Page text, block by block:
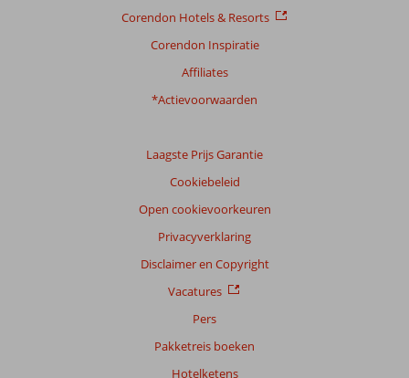
Corendon Hotels & Resorts
Corendon Inspiratie
Affiliates
*Actievoorwaarden
Laagste Prijs Garantie
Cookiebeleid
Open cookievoorkeuren
Privacyverklaring
Disclaimer en Copyright
Vacatures
Pers
Pakketreis boeken
Hotelketens